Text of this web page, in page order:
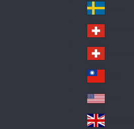
ric
a
ain
Sw
ed
en
Sw
itz
erl
an
d
Sw
itz
erl
an
d
wa
n
A